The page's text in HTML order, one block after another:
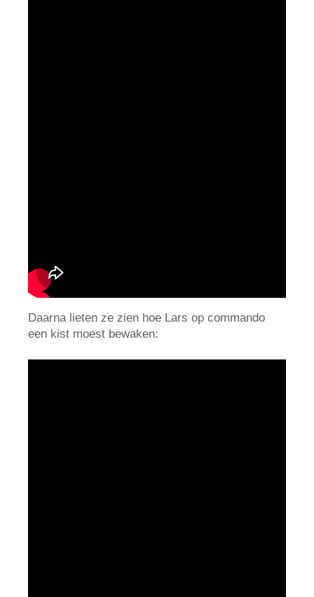
Daarna lieten ze zien hoe Lars op commando
een kist moest bewaken: